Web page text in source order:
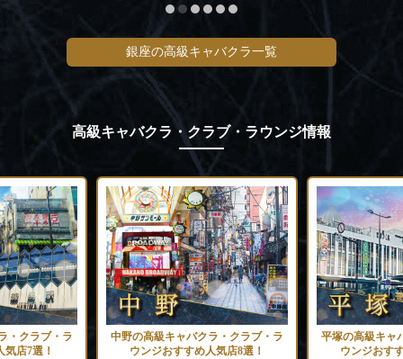
銀座の高級キャバクラ一覧
高級キャバクラ・クラブ・ラウンジ情報
・クラブ・ラ
店7選！
中野の高級キャバクラ・クラブ・ラ
ウンジおすすめ人気店8選！
平塚の高級キャ
ウンジおす